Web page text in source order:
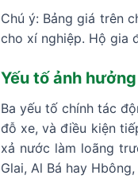
Chú ý: Bảng giá trên
cho xí nghiệp. Hộ gia
Yếu tố ảnh
Ba yếu tố chính tác
đỗ xe, và điều kiện
xả nước làm loãng
Glai, Al Bá hay